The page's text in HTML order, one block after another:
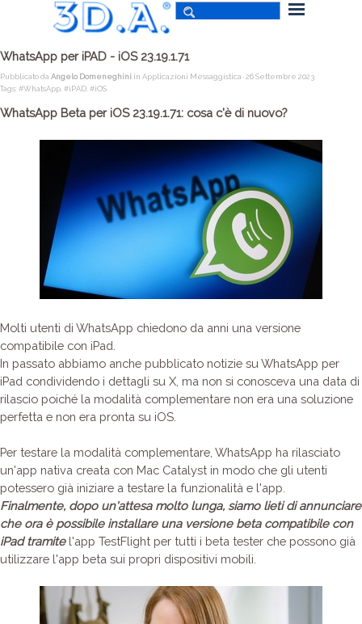
WhatsApp per iPAD - iOS 23.19.1.71
Pubblicato da Angelo Domeneghini in Applicazioni Messaggistica · 26 Settembre 2023
Tags: #WhatsApp #iPAD #iOS
WhatsApp Beta per iOS 23.19.1.71: cosa c'è di nuovo?
Molti utenti di WhatsApp chiedono da anni una versione
compatibile con iPad.
In passato abbiamo anche pubblicato notizie su WhatsApp per
iPad condividendo i dettagli su X, ma non si conosceva una data di
rilascio poiché la modalità complementare non era una soluzione
perfetta e non era pronta su iOS.
Per testare la modalità complementare, WhatsApp ha rilasciato
un'app nativa creata con Mac Catalyst in modo che gli utenti
potessero già iniziare a testare la funzionalità e l'app.
Finalmente, dopo un'attesa molto lunga, siamo lieti di annunciare
che ora è possibile installare una versione beta compatibile con
iPad tramitel'app TestFlight per tutti i beta tester che possono già
utilizzare l'app beta sui propri dispositivi mobili.